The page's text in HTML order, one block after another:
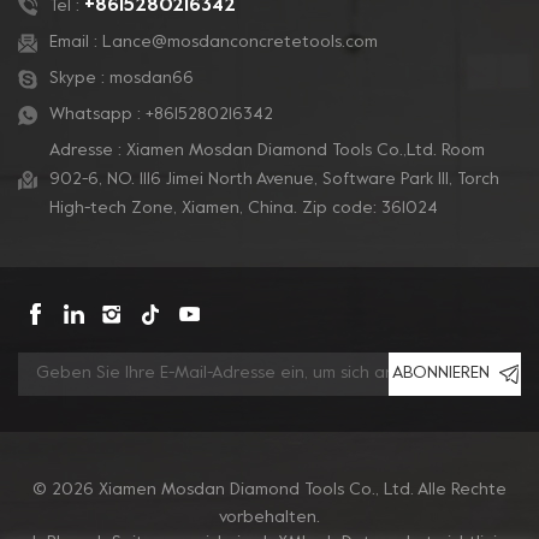
Trägerpolster montiert
werden, um auf jede
Bodenmaschine zu
passen.
passen.
Tel : +8615280216342
Email : Lance@mosdanconcretetools.com
Skype : mosdan66
Whatsapp : +8615280216342
Adresse : Xiamen Mosdan Diamond Tools Co.,Ltd. Room
902-6, NO. 1116 Jimei North Avenue, Software Park Ill, Torch
High-tech Zone, Xiamen, China. Zip code: 361024
ABONNIEREN
© 2026 Xiamen Mosdan Diamond Tools Co., Ltd. Alle Rechte
vorbehalten.